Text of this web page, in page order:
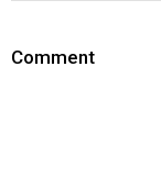
Comment